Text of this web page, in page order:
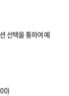
선택을 통하여 예